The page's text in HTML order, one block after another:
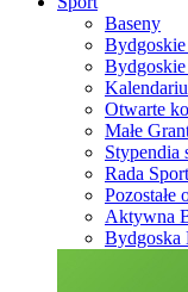
Baseny
Otwarte
Małe
Stypendia
Rada
Pozostałe
Aktywna
Bydgoska